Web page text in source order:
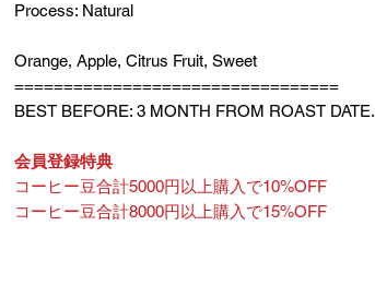
Process: Natural
Orange, Apple, Citrus Fruit, Sweet
=================================
BEST BEFORE: 3 MONTH FROM ROAST DATE.
会員登録特典
コーヒー豆合計5000円以上購入で10%OFF
コーヒー豆合計8000円以上購入で15%OFF